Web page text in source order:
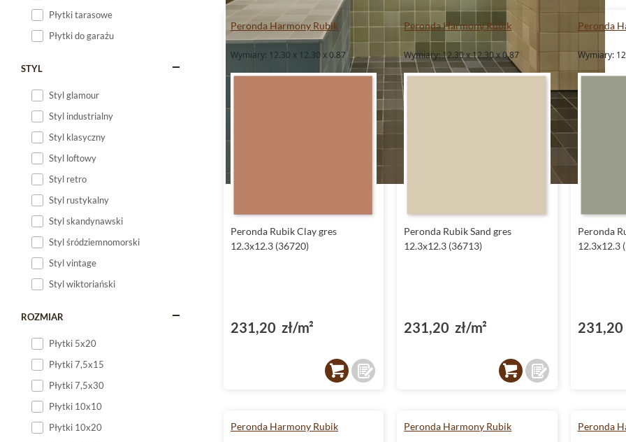
Płytki tarasowe
Płytki do garażu
STYL
Styl glamour
Styl industrialny
Styl klasyczny
Styl loftowy
Styl retro
Styl rustykalny
Styl skandynawski
Styl śródziemnomorski
Styl vintage
Styl wiktoriański
ROZMIAR
Płytki 5x20
Płytki 7,5x15
Płytki 7,5x30
Płytki 10x10
Płytki 10x20
Peronda Harmony Rubik
Wymiary: 12.30 x 12.30 x 0.87
Peronda Rubik Clay gres
12.3x12.3 (36720)
231,20 zł/m²
Peronda Harmony Rubik
Wymiary: 12.30 x 12.30 x 0.87
Peronda Rubik Sand gres
12.3x12.3 (36713)
231,20 zł/m²
Peronda
Wymiary:
Peronda
12.3x12.3
231,20
Peronda Harmony Rubik Peronda Harmony Rubik Peronda